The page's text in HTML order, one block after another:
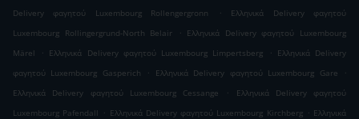
Delivery φαγητού Luxembourg Rollengergronn
.
Ελληνικά Delivery φαγητού
Luxembourg Rollingergrund-North Belair
. Ελληνικά Delivery φαγητού Luxembourg
Märel
. Ελληνικά Delivery φαγητού Luxembourg Limpertsberg . Ελληνικά Delivery
φαγητού Luxembourg Gasperich
. Ελληνικά Delivery φαγητού Luxembourg Gare
.
Ελληνικά Delivery φαγητού Luxembourg Cessange
.
Ελληνικά Delivery φαγητού
Luxembourg Pafendall . Ελληνικά Delivery φαγητού Luxembourg Kirchberg . Ελληνικά